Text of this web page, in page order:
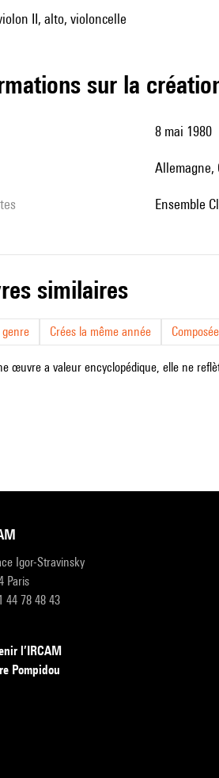
II, alto, violoncelle
sur la
8 mai 1980
Ensemble
similaires
Crées la même année
œuvre a valeur encyclopédique, elle ne
Igor-Stravinsky
Paris
44 78 48 43
l’IRCAM
Pompidou